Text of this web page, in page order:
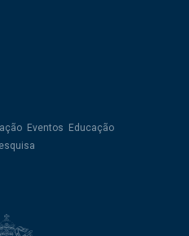
Eventos Educação